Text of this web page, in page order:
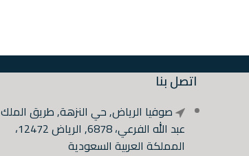
اتصل بنا
صوفيا الرياض, حي النزهة, طريق الملك
عبد الله الفرعي، 6878, الرياض 12472،
المملكة العربية السعودية